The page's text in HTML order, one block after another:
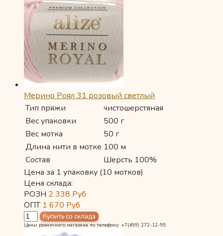
Мерино Роял 31 розовый светлый
Тип пряжи
чистошерстяная
Вес упаковки
500 г
Вес мотка
50 г
Длина нити в мотке 100 м
Состав
Шерсть 100%
Цена за 1 упаковку (10 мотков)
Цена склада:
РОЗН 2 338 Руб
ОПТ 1 670 Руб
Цены розничного магазина по телефону: +7(499) 272-12-55